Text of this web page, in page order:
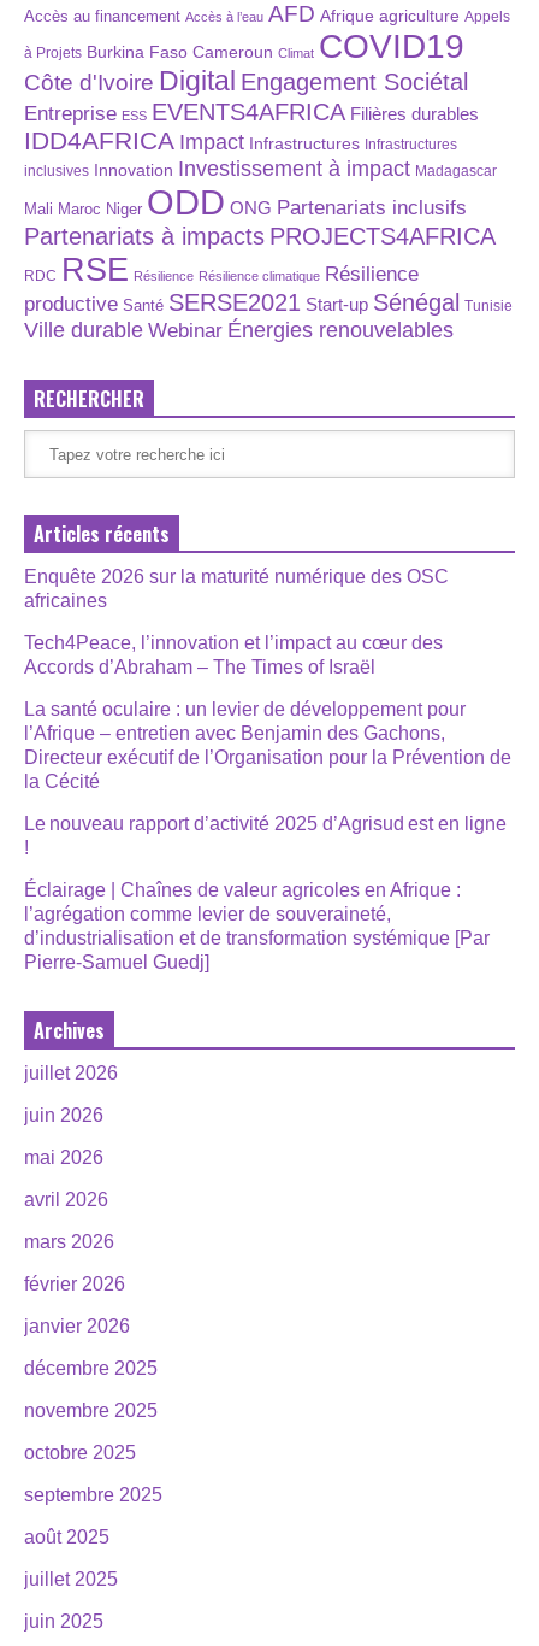
Accès au financement Accès à l’eau AFD Afrique agriculture Appels
à Projets Burkina Faso Cameroun Climat COVID19
Côte d'Ivoire Digital Engagement Sociétal
Entreprise ESS EVENTS4AFRICA Filières durables
IDD4AFRICA Impact Infrastructures Infrastructures
inclusives Innovation Investissement à impact Madagascar
Mali Maroc Niger ODD ONG Partenariats inclusifs
Partenariats à impacts PROJECTS4AFRICA
RDC RSE Résilience Résilience climatique Résilience
productive Santé SERSE2021 Start-up Sénégal Tunisie
Ville durable Webinar Énergies renouvelables
RECHERCHER
Articles récents
Enquête 2026 sur la maturité numérique des OSC
africaines
Tech4Peace, l’innovation et l’impact au cœur des
Accords d’Abraham – The Times of Israël
La santé oculaire : un levier de développement pour
l’Afrique – entretien avec Benjamin des Gachons,
Directeur exécutif de l’Organisation pour la Prévention de
la Cécité
Le nouveau rapport d’activité 2025 d’Agrisud est en ligne
!
Éclairage | Chaînes de valeur agricoles en Afrique :
l’agrégation comme levier de souveraineté,
d’industrialisation et de transformation systémique [Par
Pierre-Samuel Guedj]
Archives
juillet 2026
juin 2026
mai 2026
avril 2026
mars 2026
février 2026
janvier 2026
décembre 2025
novembre 2025
octobre 2025
septembre 2025
août 2025
juillet 2025
juin 2025